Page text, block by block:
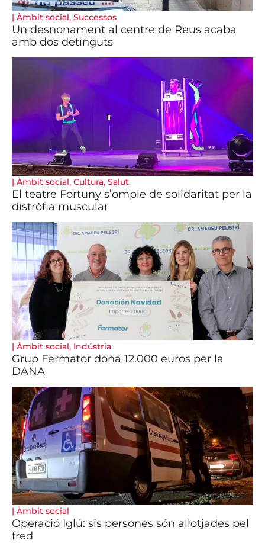
| Àmbit social, Successos
Un desnonament al centre de Reus acaba
amb dos detinguts
| Àmbit social, Cultura, Salut
El teatre Fortuny s’omple de solidaritat per la
distròfia muscular
| Àmbit social, Indústria
Grup Fermator dona 12.000 euros per la
DANA
| Àmbit social
Operació Iglú: sis persones són allotjades pel
fred